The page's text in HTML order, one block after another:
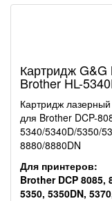
Картридж
Brother HL-
Картридж
для Brother DCP-
5340/5340D/5350/
8880/8880DN
Для принтеров:
Brother DCP 8085,
5350, 5350DN,